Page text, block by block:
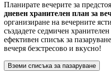
Планирате вечерите за
дневен хранителен план за
организиране на вечерните
създадете седмичен
ефективен списък за
вечеря безстресово и вкусно!
Вземи списъка за пазаруване